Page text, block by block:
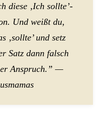
diese ‚Ich sollte’-
Und weißt du,
‚sollte’ und setz
Satz dann falsch
Anspruch.” —